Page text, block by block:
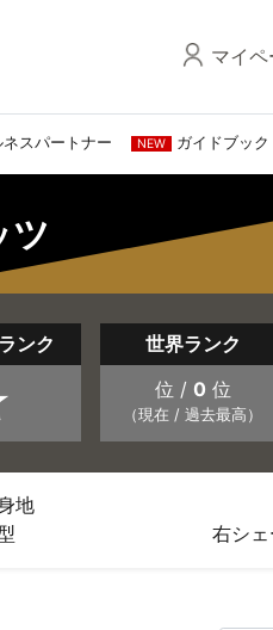
マイペ
ネスパートナー NEW ガイドブック
ツ
ンク
世界ランク
位 / 0 位
（現在 / 過去最高）
地
右シ